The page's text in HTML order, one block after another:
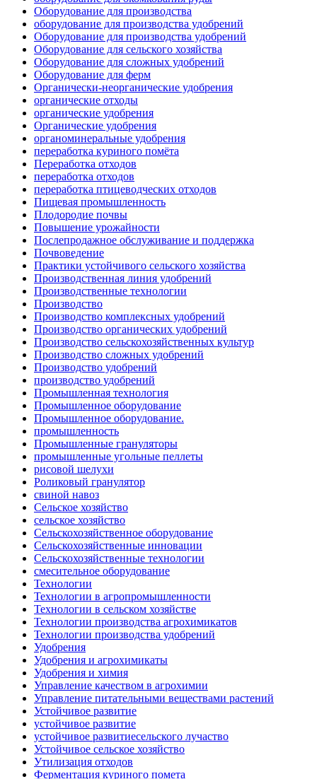
Оборудование для производства
оборудование для производства удобрений
Оборудование для производства удобрений
Оборудование для сельского хозяйства
Оборудование для сложных удобрений
Оборудование для ферм
Органически-неорганические удобрения
органические отходы
органические удобрения
Органические удобрения
органоминеральные удобрения
переработка куриного помёта
Переработка отходов
переработка отходов
переработка птицеводческих отходов
Пищевая промышленность
Плодородие почвы
Повышение урожайности
Послепродажное обслуживание и поддержка
Почвоведение
Практики устойчивого сельского хозяйства
Производственная линия удобрений
Производственные технологии
Производство
Производство комплексных удобрений
Производство органических удобрений
Производство сельскохозяйственных культур
Производство сложных удобрений
Производство удобрений
производство удобрений
Промышленная технология
Промышленное оборудование
Промышленное оборудование.
промышленность
Промышленные грануляторы
промышленные угольные пеллеты
рисовой шелухи
Роликовый гранулятор
свиной навоз
Сельское хозяйство
сельское хозяйство
Сельскохозяйственное оборудование
Сельскохозяйственные инновации
Сельскохозяйственные технологии
смесительное оборудование
Технологии
Технологии в агропромышленности
Технологии в сельском хозяйстве
Технологии производства агрохимикатов
Технологии производства удобрений
Удобрения
Удобрения и агрохимикаты
Удобрения и химия
Управление качеством в агрохимии
Управление питательными веществами растений
Устойчивое развитие
устойчивое развитие
устойчивое развитиесельского лучаство
Устойчивое сельское хозяйство
Утилизация отходов
Ферментация куриного помета